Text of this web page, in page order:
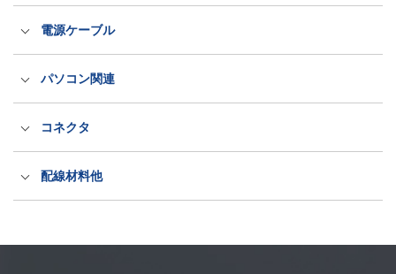
電源ケーブル
国内用電源ケーブル（ACコード）
抜け防止電源ケーブル（ロック式）
パソコン関連
産業規格タッチパネルPC
コネクタ
出力プラグ・コネクタ
配線材料他